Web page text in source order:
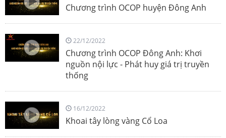
Chương trình OCOP huyện Đông Anh
22/12/2022
Chương trình OCOP Đông Anh: Khơi
nguồn nội lực - Phát huy giá trị truyền
thống
16/12/2022
Khoai tây lòng vàng Cổ Loa